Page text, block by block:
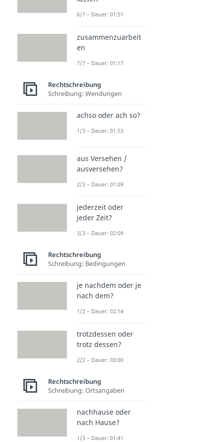
6/7 – Dauer: 01:51
zusammenzuarbeit
en
7/7 – Dauer: 01:17
Rechtschreibung
Schreibung: Wendungen
achso oder ach so?
1/3 – Dauer: 01:53
aus Versehen /
ausversehen?
2/3 – Dauer: 01:09
jederzeit oder
jeder Zeit?
3/3 – Dauer: 02:09
Rechtschreibung
Schreibung: Bedingungen
je nachdem oder je
nach dem?
1/2 – Dauer: 02:14
trotzdessen oder
trotz dessen?
2/2 – Dauer: 03:00
Rechtschreibung
Schreibung: Ortsangaben
nachhause oder
nach Hause?
1/3 – Dauer: 01:41